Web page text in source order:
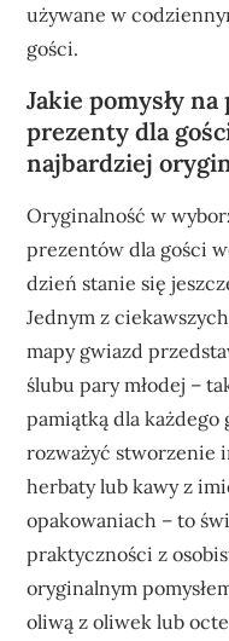
używane w
gości.
Jakie pomysły
prezenty dla
najbardziej
Oryginalność w
prezentów dla gości
dzień stanie się
Jednym z
mapy gwiazd
ślubu pary młodej –
pamiątką dla
rozważyć stworzenie
herbaty lub kawy z
opakowaniach – to
praktyczności z
oryginalnym
oliwą z oliwek lub